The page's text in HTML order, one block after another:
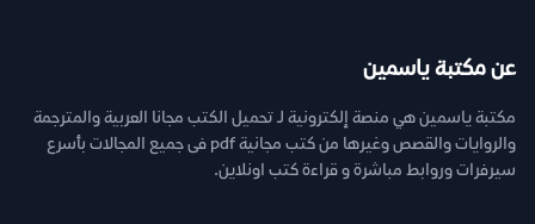
عن مكتبة ياسمين
مكتبة ياسمين هي منصة إلكترونية لـ تحميل الكتب مجانا العربية والمترجمة
والروايات والقصص وغيرها من كتب مجانية pdf فى جميع المجالات بأسرع
سيرفرات وروابط مباشرة و قراءة كتب اونلاين.